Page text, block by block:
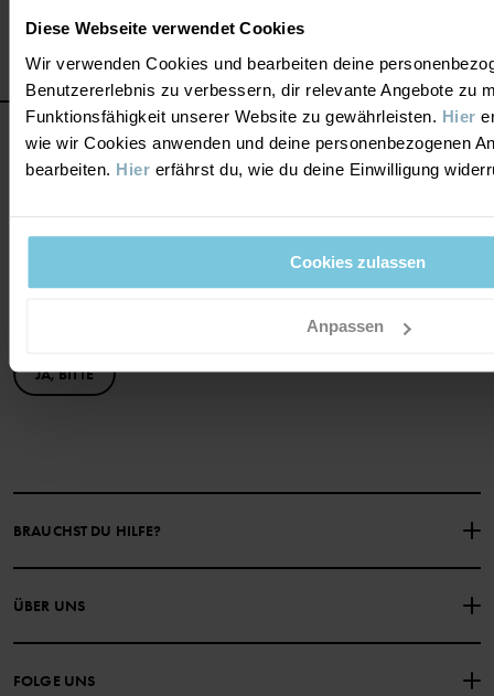
Diese Webseite verwendet Cookies
Wir verwenden Cookies und bearbeiten deine
Benutzererlebnis zu verbessern, dir relevante Angebote zu
Funktionsfähigkeit unserer Website zu gewährleisten. Hier
wie wir Cookies anwenden und deine personenbezogenen
bearbeiten. Hier erfährst du, wie du deine Einwilligung
Cookies zulassen
Anpassen
Sei dabei und spare 15% bei deinem
JA, BITTE
BRAUCHST DU HILFE?
NIMM KONTAKT ZU UNS AUF
HÄUFIG GESTELLTE FRAGEN EINKAUFSBEDINGUNGEN
DATENSCHUTZRICHTLINIE
ÜBER UNS
FOLGE UNS